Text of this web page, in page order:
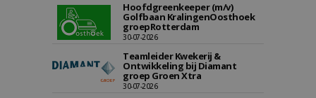
Hoofdgreenkeeper (m/v)
Golfbaan KralingenOosthoek
groepRotterdam
30-07-2026
Teamleider Kwekerij &
Ontwikkeling bij Diamant
groep Groen Xtra
30-07-2026